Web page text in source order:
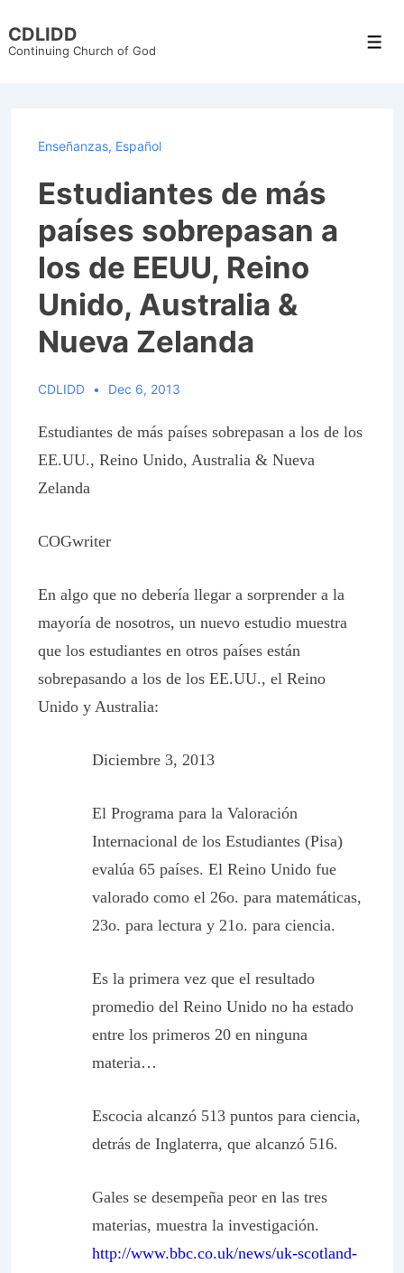
Skip
CDLIDD
Continuing Church of God
Enseñanzas, Español
Estudiantes de más
países sobrepasan a
los de EEUU, Reino
Unido, Australia &
Nueva Zelanda
CDLIDD Dec 6, 2013
Estudiantes de más países sobrepasan a los de los
EE.UU., Reino Unido, Australia & Nueva
Zelanda
COGwriter
En algo que no debería llegar a sorprender a la
mayoría de nosotros, un nuevo estudio muestra
que los estudiantes en otros países están
sobrepasando a los de los EE.UU., el Reino
Unido y Australia:
Diciembre 3, 2013
El Programa para la Valoración
Internacional de los Estudiantes (Pisa)
evalúa 65 países. El Reino Unido fue
valorado como el 26o. para matemáticas,
23o. para lectura y 21o. para ciencia.
Es la primera vez que el resultado
promedio del Reino Unido no ha estado
entre los primeros 20 en ninguna
materia…
Escocia alcanzó 513 puntos para ciencia,
detrás de Inglaterra, que alcanzó 516.
Gales se desempeña peor en las tres
materias, muestra la investigación.
http://www.bbc.co.uk/news/uk-scotland-